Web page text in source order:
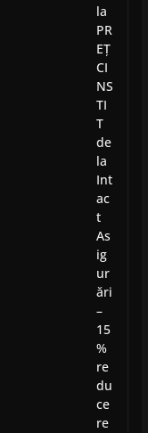
la
PR
EȚ
CI
NS
TI
T
de
la
Int
ac
t
As
ig
ur
ări
–
15
%
re
du
ce
re